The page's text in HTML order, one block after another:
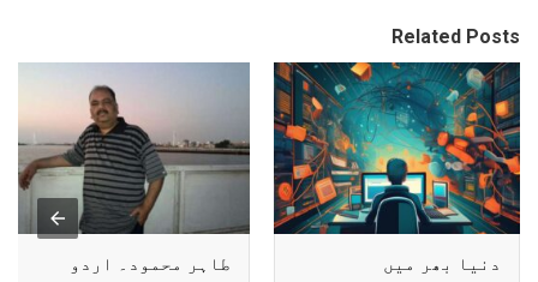
Related Posts
دنیا بھر میں
طاہر محمود۔ اردو